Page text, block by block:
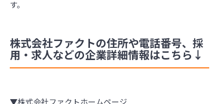
す。
株式会社ファクトの住所や電話番号、採
用・求人などの企業詳細情報はこちら↓
▼株式会社ファクトホームページ